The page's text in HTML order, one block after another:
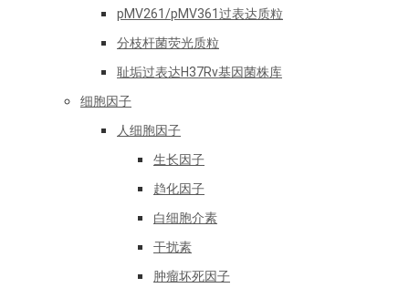
pMV261/pMV361过表达质粒
分枝杆菌荧光质粒
耻垢过表达H37Rv基因菌株库
细胞因子
人细胞因子
生长因子
趋化因子
白细胞介素
干扰素
肿瘤坏死因子